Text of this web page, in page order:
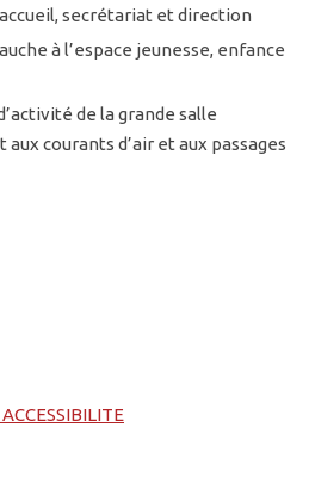
secrétariat et direction
à l’espace jeunesse, enfance
de la grande salle
courants d’air et aux passages